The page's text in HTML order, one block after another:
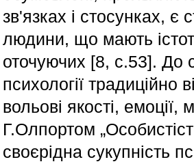
зв'язках і стосунках, є
людини, що мають
оточуючих [8, с.53]. До
психології традиційно
вольові якості, емоції,
Г.Олпортом
своєрідна сукупність